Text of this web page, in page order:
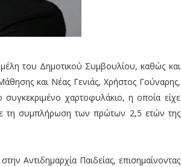
του Δημοτικού Συμβουλίου, καθώς και
και Νέας Γενιάς, Χρήστος Γούναρης,
χαρτοφυλάκιο, η οποία είχε
τη συμπλήρωση των πρώτων 2,5 ετών της
Αντιδημαρχία Παιδείας, επισημαίνοντας